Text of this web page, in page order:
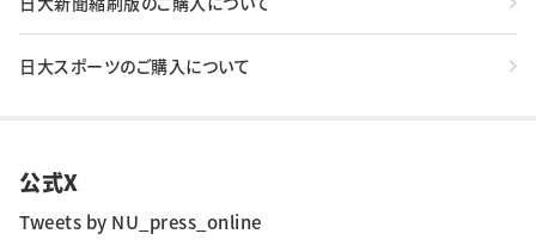
日大スポーツのご購入について
公式X
Tweets by NU_press_online